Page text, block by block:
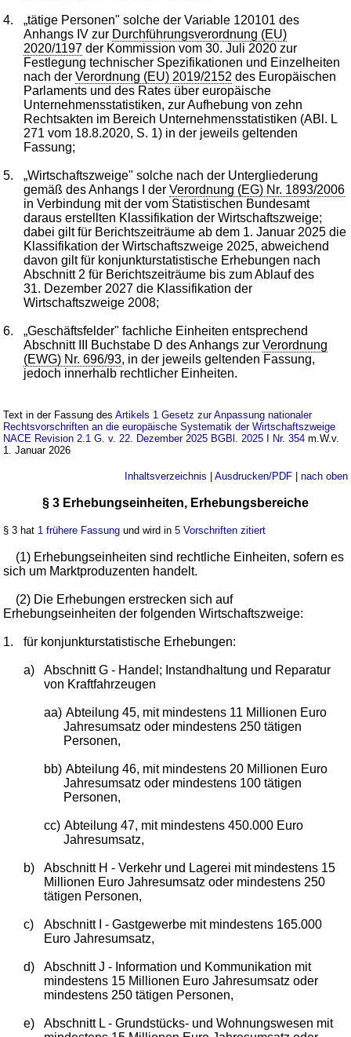
4.
„tätige Personen" solche der Variable 120101 des
Anhangs IV zur Durchführungsverordnung (EU)
2020/1197 der Kommission vom 30. Juli 2020 zur
Festlegung technischer Spezifikationen und Einzelheiten
nach derVerordnung (EU) 2019/2152 des Europäischen
Parlaments und des Rates über europäische
Unternehmensstatistiken, zur Aufhebung von zehn
Rechtsakten im Bereich Unternehmensstatistiken (ABl. L
271 vom 18.8.2020, S. 1) in der jeweils geltenden
Fassung;
5.
„Wirtschaftszweige" solche nach der Untergliederung
gemäß des Anhangs I derVerordnung (EG) Nr. 1893/2006
in Verbindung mit der vom Statistischen Bundesamt
daraus erstellten Klassifikation der Wirtschaftszweige;
dabei gilt für Berichtszeiträume ab dem 1. Januar 2025 die
Klassifikation der Wirtschaftszweige 2025, abweichend
davon gilt für konjunkturstatistische Erhebungen nach
Abschnitt 2 für Berichtszeiträume bis zum Ablauf des
31. Dezember 2027 die Klassifikation der
Wirtschaftszweige 2008;
6.
„Geschäftsfelder" fachliche Einheiten entsprechend
Abschnitt III Buchstabe D des Anhangs zurVerordnung
(EWG) Nr. 696/93, in der jeweils geltenden Fassung,
jedoch innerhalb rechtlicher Einheiten.
Text in der Fassung desArtikels 1 Gesetz zur Anpassung nationaler
Rechtsvorschriften an die europäische Systematik der Wirtschaftszweige
NACE Revision 2.1 G. v. 22. Dezember 2025 BGBl. 2025 I Nr. 354 m.W.v.
1. Januar 2026
Inhaltsverzeichnis Ausdrucken/PDF| nach oben
§ 3 Erhebungseinheiten, Erhebungsbereiche
§ 3 hat 1 frühere Fassung und wird in5 Vorschriften zitiert
(1) Erhebungseinheiten sind rechtliche Einheiten, sofern es
sich um Marktproduzenten handelt.
(2) Die Erhebungen erstrecken sich auf
Erhebungseinheiten der folgenden Wirtschaftszweige:
1. für konjunkturstatistische Erhebungen:
a)
Abschnitt G - Handel; Instandhaltung und Reparatur
von Kraftfahrzeugen
aa) Abteilung 45, mit mindestens 11 Millionen Euro
Jahresumsatz oder mindestens 250 tätigen
Personen,
bb) Abteilung 46, mit mindestens 20 Millionen Euro
Jahresumsatz oder mindestens 100 tätigen
Personen,
cc) Abteilung 47, mit mindestens 450.000 Euro
Jahresumsatz,
b)
Abschnitt H - Verkehr und Lagerei mit mindestens 15
Millionen Euro Jahresumsatz oder mindestens 250
tätigen Personen,
c)
Abschnitt I - Gastgewerbe mit mindestens 165.000
Euro Jahresumsatz,
d)
Abschnitt J - Information und Kommunikation mit
mindestens 15 Millionen Euro Jahresumsatz oder
mindestens 250 tätigen Personen,
e)
Abschnitt L - Grundstücks- und Wohnungswesen mit